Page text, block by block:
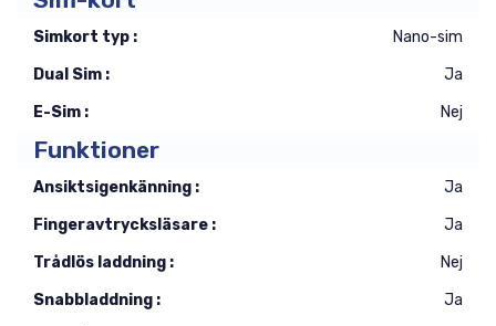
Simkort typ :
Nano-sim
Dual Sim :
Ja
E-Sim :
Nej
Funktioner
Ansiktsigenkänning :
Ja
Fingeravtrycksläsare :
Ja
Trådlös laddning :
Nej
Snabbladdning :
Ja